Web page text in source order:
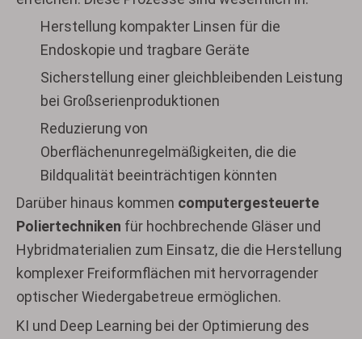
Herstellung kompakter Linsen für die
Endoskopie und tragbare Geräte
Sicherstellung einer gleichbleibenden Leistung
bei Großserienproduktionen
Reduzierung von
Oberflächenunregelmäßigkeiten, die die
Bildqualität beeinträchtigen könnten
Darüber hinaus kommen computergesteuerte
Poliertechniken für hochbrechende Gläser und
Hybridmaterialien zum Einsatz, die die Herstellung
komplexer Freiformflächen mit hervorragender
optischer Wiedergabetreue ermöglichen.
KI und Deep Learning bei der Optimierung des